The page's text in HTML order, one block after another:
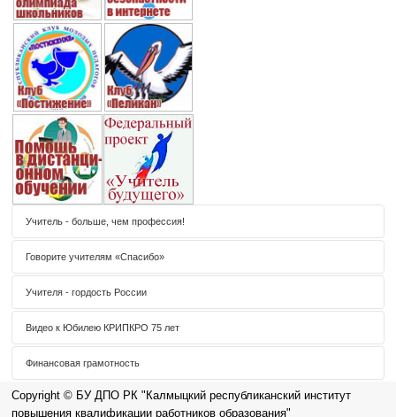
Учитель - больше, чем профессия!
Говорите учителям «Спасибо»
Учителя - гордость России
Видео к Юбилею КРИПКРО 75 лет
Финансовая грамотность
Copyright © БУ ДПО РК "Калмыцкий республиканский институт
повышения квалификации работников образования"